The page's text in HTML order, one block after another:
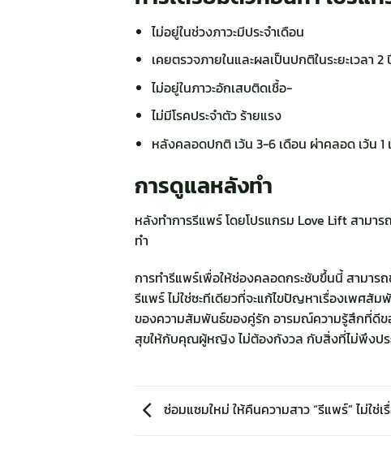
ไม่อยู่ในช่วงภาวะมีประจำเดือน
เคยตรวจภายในและผลเป็นปกติในระยะเวลา 2
ไม่อยู่ในภาวะอักเสบติดเชื้อ-
ไม่มีโรคประจำตัว ร้ายแรง
หลังคลอดปกติ เว้น 3-6 เดือน ผ่าคลอด เว้น
การดูแลหลังทำ
หลังทำการรีแพร์ โดยโปรแกรม Love Lift สามา
ทำ
การทำรีแพร์เพื่อให้ช่องคลอดกระชับขึ้นนี้ สามา
รีแพร์ ไม่ใช่ซะทีเดียวที่จะแก้ไขปัญหาเรื่องเพศสัม
ของความสัมพันธ์ของคู่รัก อารมณ์ความรู้สึกที่ดีข
สุขให้กับคุณผู้หญิง ไม่ต้องกังวล กับสิ่งที่ไม่พึงปร
ซ่อมแซมใหม่ ให้คืนความสาว “รีแพร์” ไม่ใช่เ